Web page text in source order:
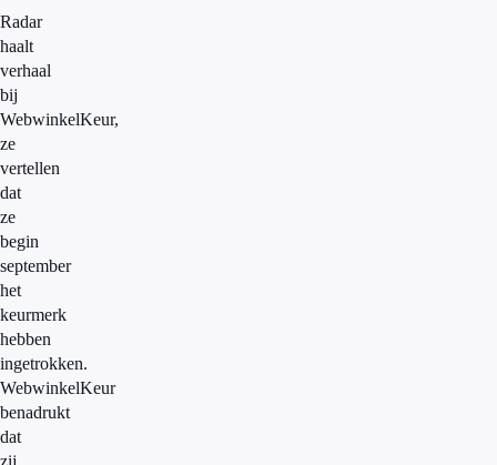
Radar
haalt
verhaal
bij
WebwinkelKeur,
ze
vertellen
dat
ze
begin
september
het
keurmerk
hebben
ingetrokken.
WebwinkelKeur
benadrukt
dat
zij